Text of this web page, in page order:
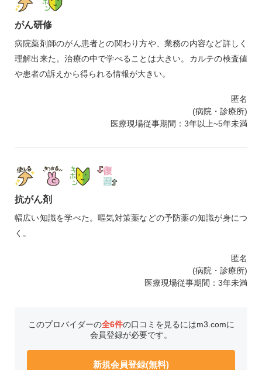
がん研修
病院薬剤師のがん患者との関わり方や、業務の内容など詳しく
理解出来た。治療の中で学べることは大きい。カルテの検査値
や患者の訴えから得られる情報が大きい。
匿名
(病院・診療所)
医療現場従事期間：3年以上~5年未満
抗がん剤
幅広い知識を学べた。嘔気対策薬などの予防薬の知識が身につ
く。
匿名
(病院・診療所)
医療現場従事期間：3年未満
このプロバイダーの全6件の口コミを見るにはm3.comに
会員登録が必要です。
新規会員登録(無料)